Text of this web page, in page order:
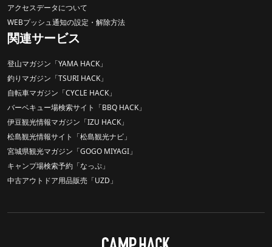
アクセスデータについて
WEBプッシュ通知の設定・解除方法
関連サービス
登山マガジン「YAMA HACK」
釣りマガジン「TSURI HACK」
自転車マガジン「CYCLE HACK」
バーベキュー場検索サイト「BBQ HACK」
伊豆観光情報マガジン「IZU HACK」
松島観光情報サイト「松島観光ナビ」
宮城県観光マガジン「GOGO MIYAGI」
キャンプ場検索予約「なっぷ」
中古アウトドア用品販売「UZD」